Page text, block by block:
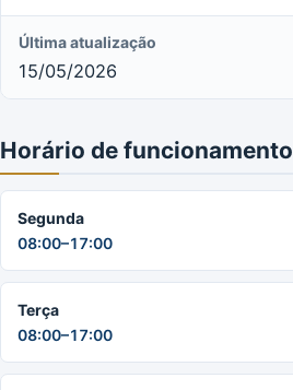
Última atualização
15/05/2026
Horário de funcionamento
Segunda
08:00–17:00
Terça
08:00–17:00